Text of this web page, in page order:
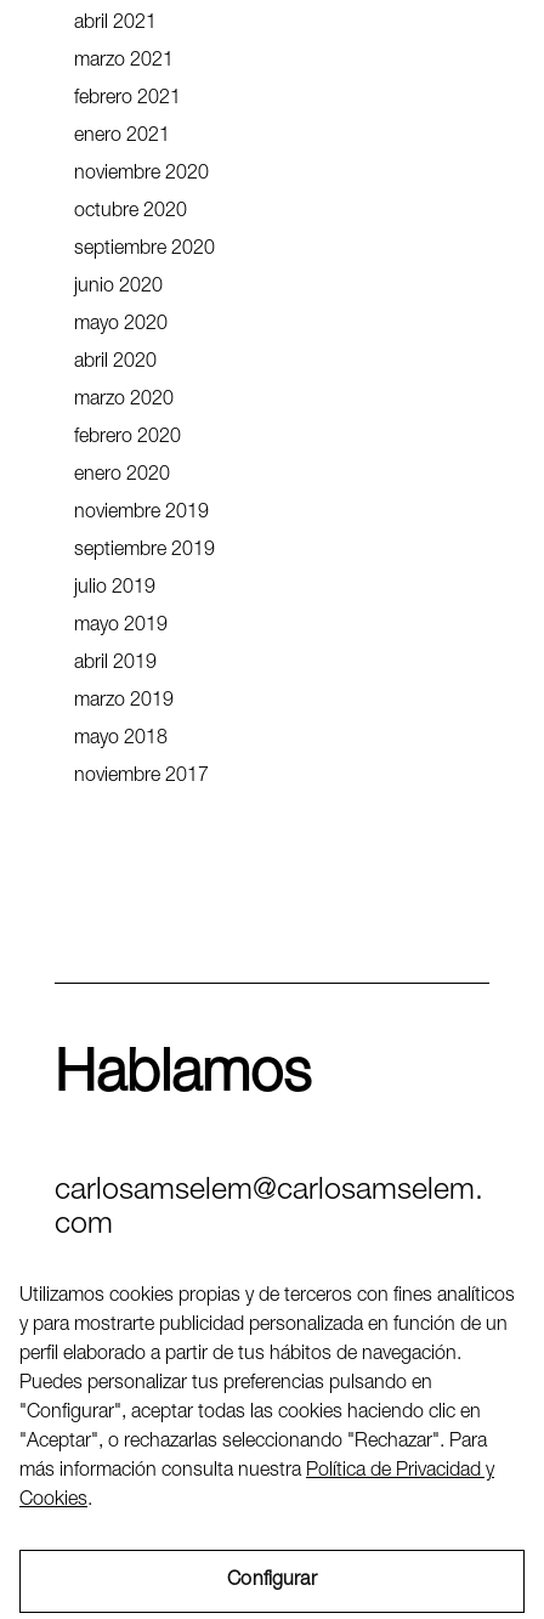
abril 2021
marzo 2021
febrero 2021
enero 2021
noviembre 2020
octubre 2020
septiembre 2020
junio 2020
mayo 2020
abril 2020
marzo 2020
febrero 2020
enero 2020
noviembre 2019
septiembre 2019
julio 2019
mayo 2019
abril 2019
marzo 2019
mayo 2018
noviembre 2017
Hablamos
carlosamselem@carlosamselem.
com
Twitter
LinkedIN
2026 ©
Utilizamos cookies propias y de terceros con fines analíticos
y para mostrarte publicidad personalizada en función de un
perfil elaborado a partir de tus hábitos de navegación.
Puedes personalizar tus preferencias pulsando en
"Configurar", aceptar todas las cookies haciendo clic en
"Aceptar", o rechazarlas seleccionando "Rechazar". Para
más información consulta nuestra Política de Privacidad y
Cookies.
Configurar